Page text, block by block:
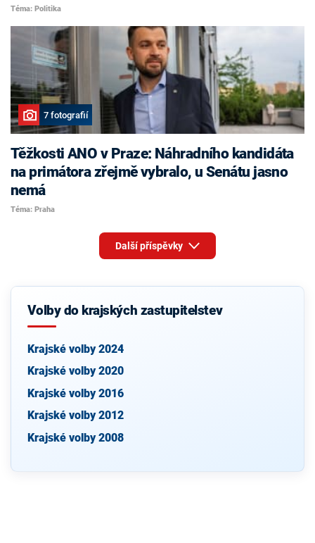
Téma: Politika
7 fotografií
Těžkosti ANO v Praze: Náhradního kandidáta
na primátora zřejmě vybralo, u Senátu jasno
nemá
Téma: Praha
Další příspěvky
Volby do krajských zastupitelstev
Krajské volby 2024
Krajské volby 2020
Krajské volby 2016
Krajské volby 2012
Krajské volby 2008